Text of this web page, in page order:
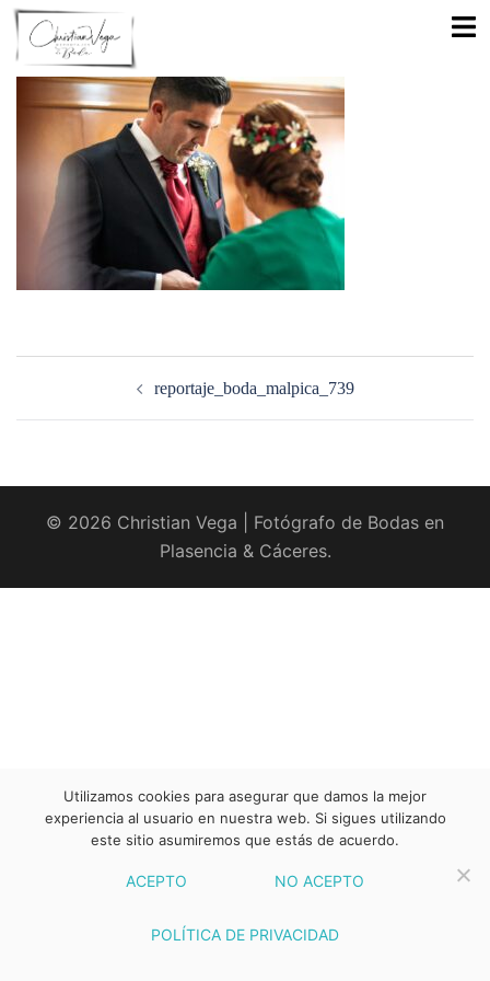
Saltar
contenido
reportaje_boda_malpica_739
© 2026 Christian Vega | Fotógrafo de Bodas en
Plasencia & Cáceres.
Utilizamos cookies para asegurar que damos la mejor
experiencia al usuario en nuestra web. Si sigues utilizando
este sitio asumiremos que estás de acuerdo.
ACEPTO NO ACEPTO
POLÍTICA DE PRIVACIDAD